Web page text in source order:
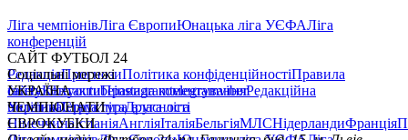
Ліга чемпіонівЛіга ЄвропиЮнацька ліга УЄФАЛіга
конференцій
САЙТ ФУТБОЛ 24
РедакціяПрогнозиПолітика конфіденційностіПравила
сайтуКонтактиПравила коментуванняРедакційна
політикаСтруктура власності
Соціальні мережі
facebookxyoutubeinstagramtelegramviber
УКРАЇНА
УкраїнаПерша лігаДруга ліга
ЧЕМПІОНАТИ
НімеччинаІспаніяАнгліяІталіяБельгіяМЛСНідерландиФранція
ЄВРОКУБКИ